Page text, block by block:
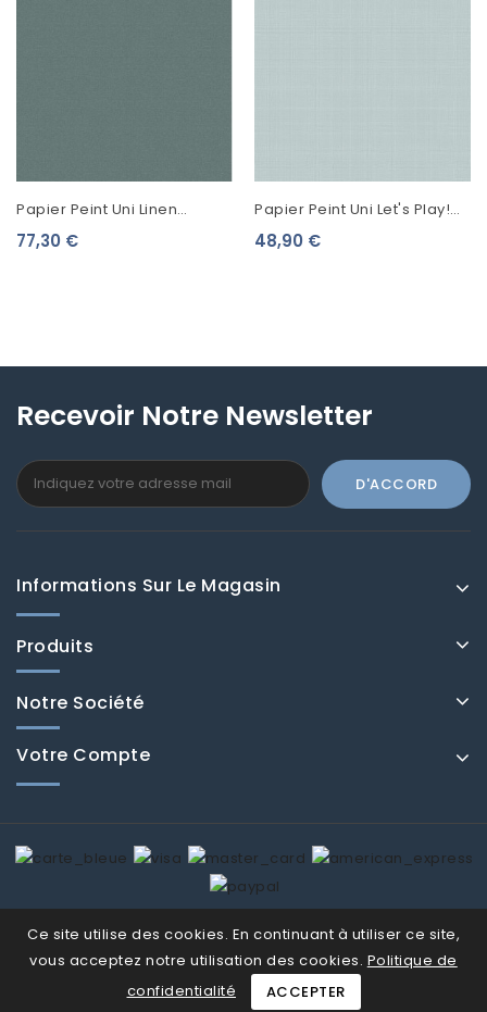
Papier Peint Uni Linen
Feeling Vert NORD0107
77,30 €
Papier Peint Uni Let's Play!
Esta Home Bleu Gris 139025
48,90 €
Recevoir Notre Newsletter
Informations Sur Le Magasin
Produits
Notre Société
Votre Compte
Ce site utilise des cookies. En continuant à utiliser ce site,
vous acceptez notre utilisation des cookies. Politique de
confidentialité
ACCEPTER
© Fenducci 2026